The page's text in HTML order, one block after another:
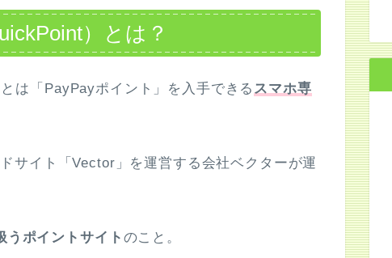
）とは？
は「PayPayポイント」を入手できる スマホ専
サイト「Vector」を運営する会社ベクターが運
うポイントサイト のこと。